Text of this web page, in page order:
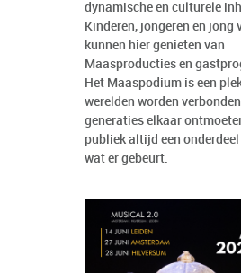
dynamische en culturele
Kinderen, jongeren en jong
kunnen hier genieten van
Maasproducties en
Het Maaspodium is een
werelden worden
generaties elkaar
publiek altijd een
wat er gebeurt.